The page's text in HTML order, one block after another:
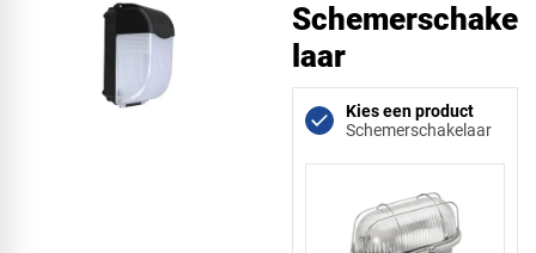
Schemerschake
laar
Kies een product
Schemerschakelaar